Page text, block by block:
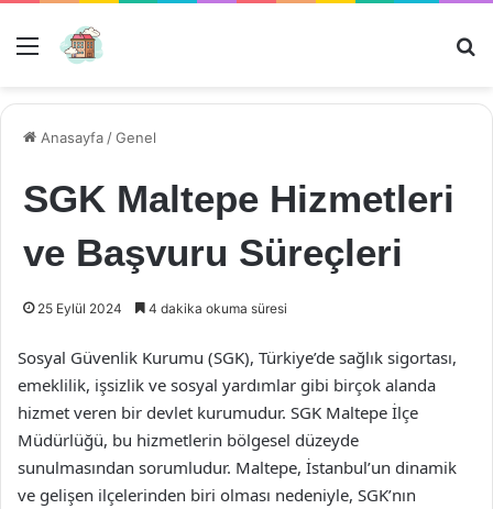
Menü
Anasayfa /Genel
SGK Maltepe Hizmetleri
ve Başvuru Süreçleri
25 Eylül 2024 4 dakika okuma süresi
Sosyal Güvenlik Kurumu (SGK), Türkiye’de sağlık sigortası,
emeklilik, işsizlik ve sosyal yardımlar gibi birçok alanda
hizmet veren bir devlet kurumudur. SGK Maltepe İlçe
Müdürlüğü, bu hizmetlerin bölgesel düzeyde
sunulmasından sorumludur. Maltepe, İstanbul’un dinamik
ve gelişen ilçelerinden biri olması nedeniyle, SGK’nın